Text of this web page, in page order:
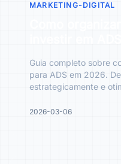
MARKETING-DIGITAL
Guia completo sobre
para ADS em 2026.
estrategicamente e
2026-03-06